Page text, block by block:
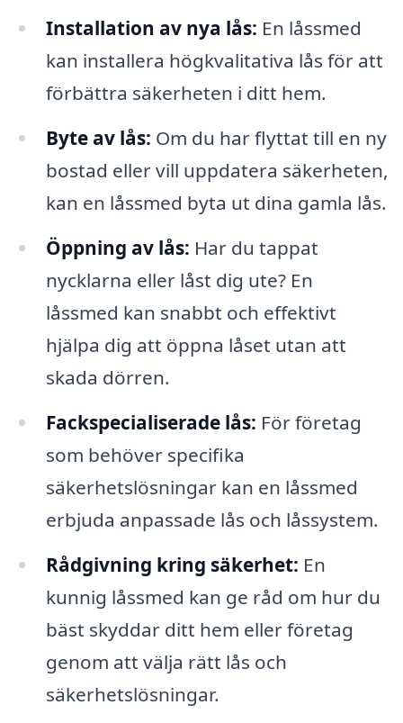
Installation av nya lås: En låssmed
kan installera högkvalitativa lås för att
förbättra säkerheten i ditt hem.
Byte av lås: Om du har flyttat till en ny
bostad eller vill uppdatera säkerheten,
kan en låssmed byta ut dina gamla lås.
Öppning av lås: Har du tappat
nycklarna eller låst dig ute? En
låssmed kan snabbt och effektivt
hjälpa dig att öppna låset utan att
skada dörren.
Fackspecialiserade lås: För företag
som behöver specifika
säkerhetslösningar kan en låssmed
erbjuda anpassade lås och låssystem.
Rådgivning kring säkerhet: En
kunnig låssmed kan ge råd om hur du
bäst skyddar ditt hem eller företag
genom att välja rätt lås och
säkerhetslösningar.